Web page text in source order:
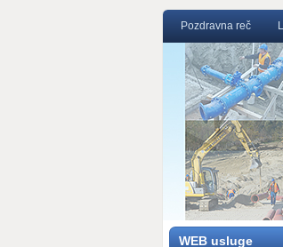
Pozdravna reč
WEB usluge